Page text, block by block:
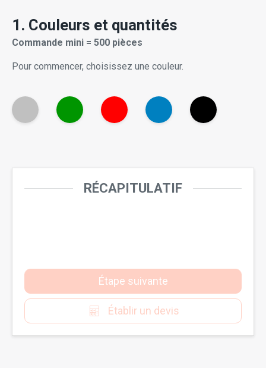
1. Couleurs et quantités
Commande mini = 500 pièces
Pour commencer, choisissez une couleur.
RÉCAPITULATIF
Étape suivante
Établir un devis